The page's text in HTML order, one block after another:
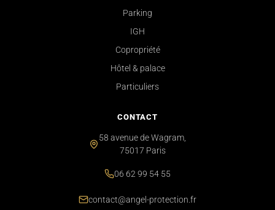
Parking
IGH
Copropriété
Hôtel & palace
Particuliers
CONTACT
58 avenue de Wagram,
75017 Paris
06 62 99 54 55
contact@angel-protection.fr